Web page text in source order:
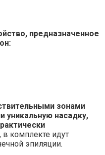
предназначенное
зонами
уникальную насадку,
в комплекте идут
эпиляции.